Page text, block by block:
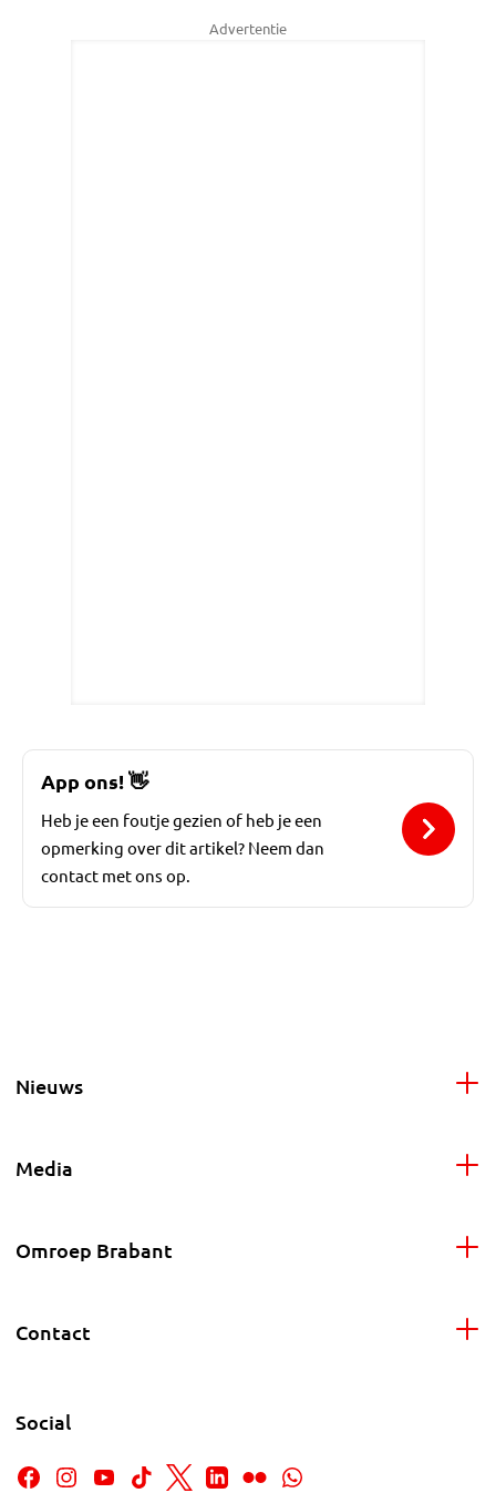
Advertentie
App ons!👋
Heb je een foutje gezien of heb je een
opmerking over dit artikel? Neem dan
contact met ons op.
Nieuws
Media
Omroep Brabant
Contact
Social